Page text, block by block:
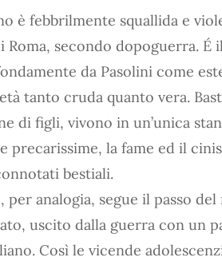
è febbrilmente squallida e
Roma, secondo dopoguerra.
da Pasolini come
tanto cruda quanto vera.
di figli, vivono in un’unica
precarissime, la fame ed il
bestiali.
per analogia, segue il passo
uscito dalla guerra con un
Così le vicende